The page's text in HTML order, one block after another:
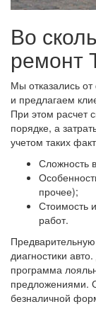
Во
ремонт
Мы отказались
и предлагаем
При этом расчет
порядке, а
учетом таких
Сложность
прочее);
Стоимость
работ.
диагностики
программа
предложениями.
безналичной